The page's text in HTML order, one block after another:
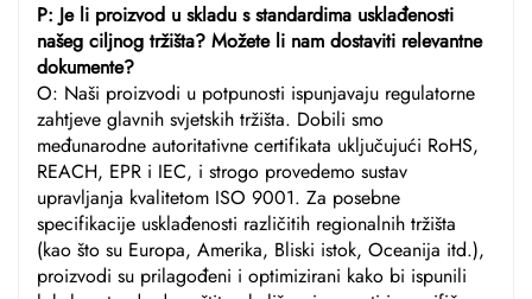
P: Je li proizvod u skladu s standardima usklađenosti
našeg ciljnog tržišta? Možete li nam dostaviti relevantne
dokumente?
O: Naši proizvodi u potpunosti ispunjavaju regulatorne
zahtjeve glavnih svjetskih tržišta. Dobili smo
međunarodne autoritativne certifikata uključujući RoHS,
REACH, EPR i IEC, i strogo provedemo sustav
upravljanja kvalitetom ISO 9001. Za posebne
specifikacije usklađenosti različitih regionalnih tržišta
(kao što su Europa, Amerika, Bliski istok, Oceanija itd.),
proizvodi su prilagođeni i optimizirani kako bi ispunili